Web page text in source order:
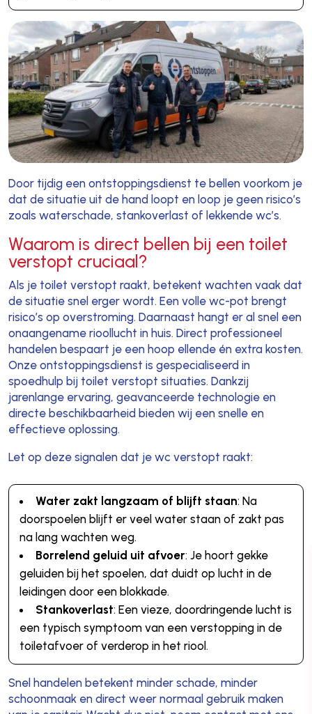
Door tijdig een ontstoppingsdienst te bellen voorkom je
dat de situatie uit de hand loopt en loop je geen risico’s
zoals waterschade, stankoverlast of lekkende wc’s.
Waarom is direct bellen bij een toilet
verstopt cruciaal?
Als je toilet verstopt raakt, betekent wachten vaak dat
de situatie snel erger wordt. Een volle wc-pot brengt
risico’s op overstroming. Daarnaast hangt er al snel een
onaangename rioollucht in huis. Direct professioneel
handelen bespaart je een hoop ellende én extra kosten.
Onze ontstoppingsdienst is gespecialiseerd in
spoedhulp bij toilet verstopt situaties. Dankzij
jarenlange ervaring, geavanceerde technologie en
directe beschikbaarheid bieden wij een snelle en
effectieve oplossing.
Let op deze signalen dat je wc verstopt raakt:
Water zakt langzaam of blijft staan: Na
doorspoelen blijft er veel water staan of zakt pas
na lang wachten weg.
Borrelend geluid uit afvoer: Je hoort gekke
geluiden bij het spoelen, dat duidt op lucht in de
leidingen door een blokkade.
Stankoverlast: Een vieze, doordringende lucht is
een typisch symptoom van een verstopping in de
toiletafvoer of verderop in het riool.
Snel handelen betekent minder schade, minder
schoonmaak en direct weer normaal gebruik maken